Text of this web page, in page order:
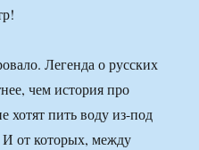
Легенда о русских
чем история про
хотят пить воду из-под
И от которых, между